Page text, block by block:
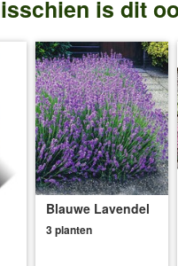
is dit
Blauwe Lavendel
3 planten